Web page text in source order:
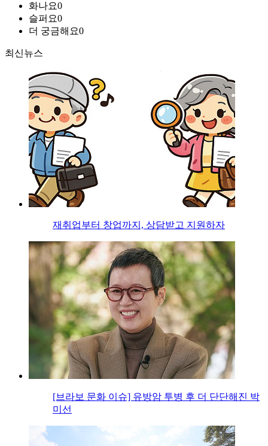
화나요0
슬퍼요0
더 궁금해요0
최신뉴스
재취업부터 창업까지, 상담받고 지원하자
[브라보 문화 이슈] 유방암 투병 후 더 단단해진 박
미선